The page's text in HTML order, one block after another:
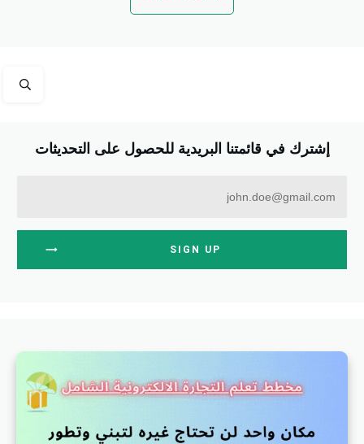
إشترك في قائمتنا البريدية للحصول على التحديثات
SIGN UP